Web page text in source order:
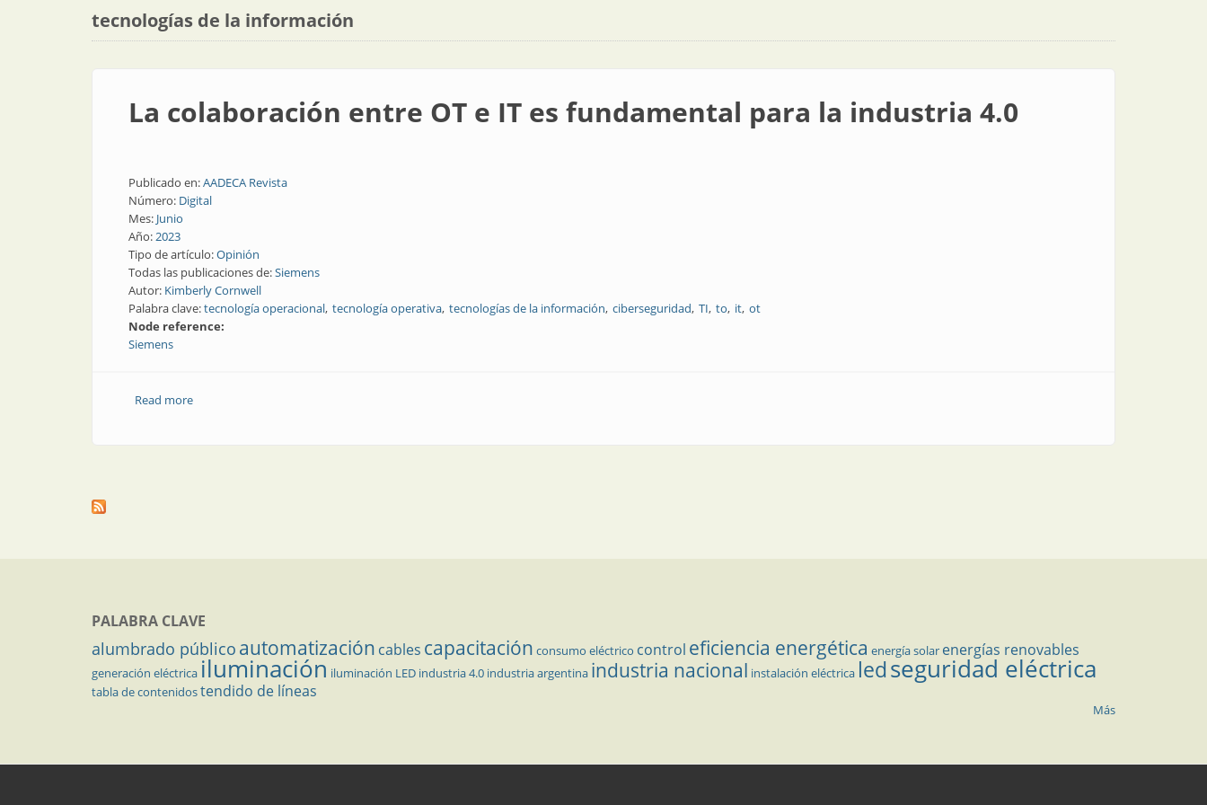
tecnologías de la información
La colaboración entre OT e IT es fundamental para la industria 4.0
Publicado en:AADECA Revista
Número: Digital
Mes: Junio
Año:2023
Tipo de artículo:Opinión
Todas las publicaciones de:Siemens
Autor: Kimberly Cornwell
Palabra clave:tecnología operacional tecnología operativa tecnologías de la información ciberseguridad TI to it ot
Node reference:
Siemens
Read moreabout La colaboración entre OT e IT es fundamental para la industria 4.0
PALABRA CLAVE
alumbrado público automatización cables capacitación consumo eléctrico control eficiencia energética energía solar energías renovables
generación eléctrica iluminación iluminación LED industria 4.0 industria argentina industria nacional instalación eléctrica ledseguridad eléctrica
tabla de contenidostendido de líneas
Más